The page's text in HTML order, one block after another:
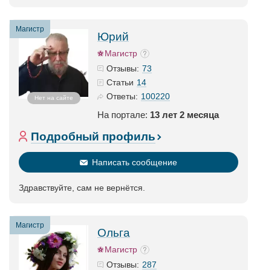
Магистр
Нет на сайте
Юрий
Магистр
Отзывы: 73
Статьи 14
Ответы: 100220
На портале: 13 лет 2 месяца
Подробный профиль
Написать сообщение
Здравствуйте, сам не вернётся.
Магистр
Ольга
Магистр
Отзывы: 287